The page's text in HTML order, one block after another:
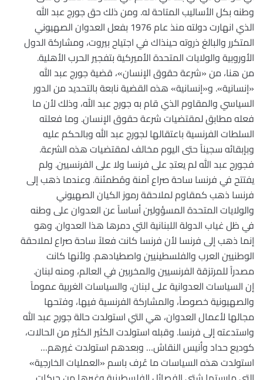
وطنه بكل الأساليب المتاحة له. ومن ذلك حق جورج عبد الله
الذي انهارت دولته منذ عام 1976 بفعل العدوان الصهيوني
المتكرر والبالغ ذروته حينذاك في اجتياح بيروت، ومشاركة الدول
الأوروبية والولايات المتحدة الأميركية بتفجير الحرب الأهلية.
من هنا، من «شرعة حقوق الإنسان»، قضية جورج عبد الله
«إنسانية». و«إنسانية» هذه القضية نابعة بالتحديد من الدور
السياسي والمقاوم الذي قام به جورج عبد الله، وذلك لأن ما
فعله مطابق لمقتضيات شرعة حقوق الإنسان. وما فعلته
السلطات الفرنسية باعتقالها لجورج عبد الله وبالحكم عليه
وبإبقائه سجيناً حتى اليوم مخالف لمقتضيات هذه الشرعة.
فجورج عبد الله لم يعتدِ على فرنسا ولا على الفرنسيين. ولم
يفتتح في فرنسا ساحة صراع آمنة ومُطمئنة. وعندما ذهب إلى
فرنسا ذهب كمقاوم لملاحقة رموز الكيان الصهيوني
والولايات المتحدة المسؤولين أساساً عن العدوان على وطنه
في ظل غياب الدولة اللبنانية التي دمرها هذا العدوان. وهو
إنما ذهب إلى فرنسا لأن فرنسا كانت فعلاً ساحة صراع لملاحقة
الوطنيين العرب والفلسطينيين واصطيادهم. ولأنها كانت
مصدراً للمرتزقة الفرنسيين والمخربين في العالم، ومنه لبنان.
إن السياسات العدوانية على لبنان، والسياسات الغربية عموماً
والصهيونية خصوصاً، والمشاركة الفرنسية فيها، وفتحها
مجالها لأعمال العدوان، هي التي استولدت حالة جورج عبد الله
واستدعته إلى فرنسا. وقبله استولدت الكثير الكثير من الحالات،
كوديع حداد وأنيس النقاش… وبعدهم استولدت غيرهم…
استولدت هذه السياسات ما عُرف باسم «العمليات الخارجية»